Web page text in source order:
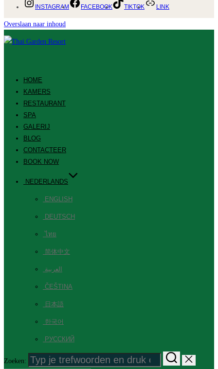
INSTAGRAM FACEBOOK TIKTOK LINK
Overslaan naar inhoud
HOME
KAMERS
RESTAURANT
SPA
GALERIJ
BLOG
CONTACTEER
BOOK NOW
NEDERLANDS
ENGLISH
DEUTSCH
ไทย
简体中文
العربية
ČEŠTINA
日本語
한국어
РУССКИЙ
Zoeken: